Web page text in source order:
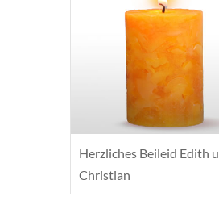
Herzliches Beileid Edith u.
Christian